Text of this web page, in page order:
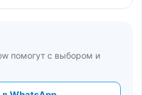
помогут с выбором и